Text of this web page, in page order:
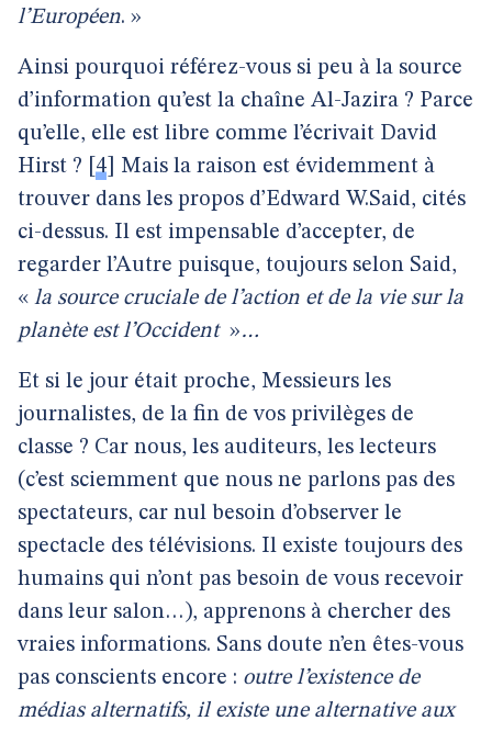
l’Européen. »
Ainsi pourquoi référez-vous si peu à la source
d’information qu’est la chaîne Al-Jazira ? Parce
qu’elle, elle est libre comme l’écrivait David
Hirst ?
4
Mais la raison est évidemment à
trouver dans les propos d’Edward W.Said, cités
ci-dessus. Il est impensable d’accepter, de
regarder l’Autre puisque, toujours selon Said,
« la source cruciale de l’action et de la vie sur la
planète est l’Occident »…
Et si le jour était proche, Messieurs les
journalistes, de la fin de vos privilèges de
classe ? Car nous, les auditeurs, les lecteurs
(c’est sciemment que nous ne parlons pas des
spectateurs, car nul besoin d’observer le
spectacle des télévisions. Il existe toujours des
humains qui n’ont pas besoin de vous recevoir
dans leur salon…), apprenons à chercher des
vraies informations. Sans doute n’en êtes-vous
pas conscients encore : outre l’existence de
médias alternatifs, il existe une alternative aux